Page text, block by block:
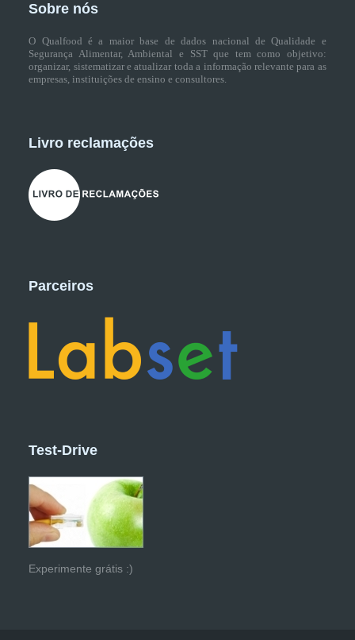
Sobre nós
O Qualfood é a maior base de dados nacional de Qualidade e
Segurança Alimentar, Ambiental e SST que tem como objetivo:
organizar, sistematizar e atualizar toda a informação relevante para as
empresas, instituições de ensino e consultores.
Livro reclamações
Parceiros
Test-Drive
Experimente grátis :)